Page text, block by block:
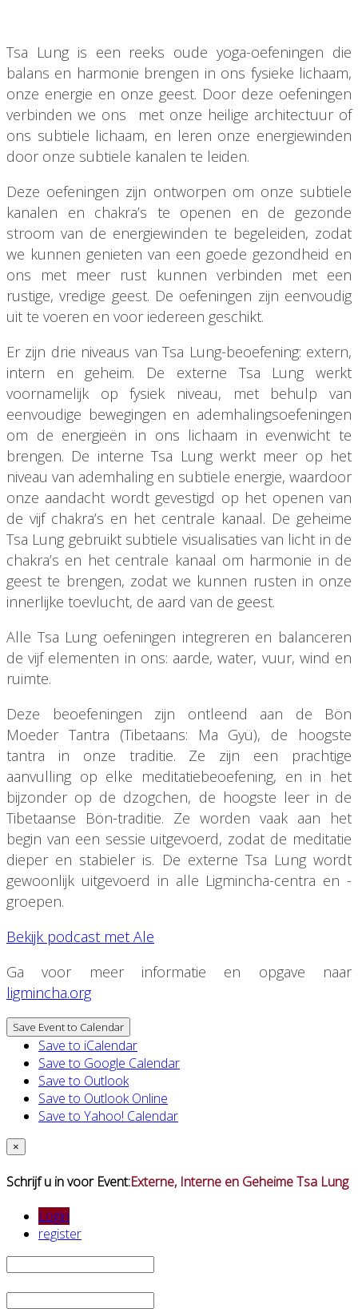
Tsa Lung is een reeks oude yoga-oefeningen die
balans en harmonie brengen in ons fysieke lichaam,
onze energie en onze geest. Door deze oefeningen
verbinden we ons met onze heilige architectuur of
ons subtiele lichaam, en leren onze energiewinden
door onze subtiele kanalen te leiden.
Deze oefeningen zijn ontworpen om onze subtiele
kanalen en chakra’s te openen en de gezonde
stroom van de energiewinden te begeleiden, zodat
we kunnen genieten van een goede gezondheid en
ons met meer rust kunnen verbinden met een
rustige, vredige geest. De oefeningen zijn eenvoudig
uit te voeren en voor iedereen geschikt.
Er zijn drie niveaus van Tsa Lung-beoefening: extern,
intern en geheim. De externe Tsa Lung werkt
voornamelijk op fysiek niveau, met behulp van
eenvoudige bewegingen en ademhalingsoefeningen
om de energieën in ons lichaam in evenwicht te
brengen. De interne Tsa Lung werkt meer op het
niveau van ademhaling en subtiele energie, waardoor
onze aandacht wordt gevestigd op het openen van
de vijf chakra’s en het centrale kanaal. De geheime
Tsa Lung gebruikt subtiele visualisaties van licht in de
chakra’s en het centrale kanaal om harmonie in de
geest te brengen, zodat we kunnen rusten in onze
innerlijke toevlucht, de aard van de geest.
Alle Tsa Lung oefeningen integreren en balanceren
de vijf elementen in ons: aarde, water, vuur, wind en
ruimte.
Deze beoefeningen zijn ontleend aan de Bön
Moeder Tantra (Tibetaans: Ma Gyü), de hoogste
tantra in onze traditie. Ze zijn een prachtige
aanvulling op elke meditatiebeoefening, en in het
bijzonder op de dzogchen, de hoogste leer in de
Tibetaanse Bön-traditie. Ze worden vaak aan het
begin van een sessie uitgevoerd, zodat de meditatie
dieper en stabieler is. De externe Tsa Lung wordt
gewoonlijk uitgevoerd in alle Ligmincha-centra en -
groepen.
Bekijk podcast met Ale
Ga voor meer informatie en opgave naar
ligmincha.org
Save Event to Calendar
Save to iCalendar
Save to Google Calendar
Save to Outlook
Save to Outlook Online
Save to Yahoo! Calendar
×
Schrijf u in voor Event:Externe, Interne en Geheime Tsa Lung
Login
register